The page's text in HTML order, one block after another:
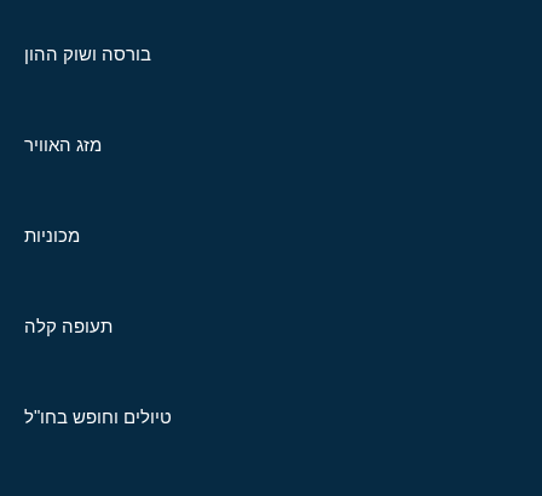
בורסה ושוק ההון
מזג האוויר
מכוניות
תעופה קלה
טיולים וחופש בחו"ל